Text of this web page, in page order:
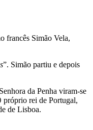
francês Simão Vela,
”. Simão partiu e depois
da Penha viram-se
próprio rei de Portugal,
de Lisboa.